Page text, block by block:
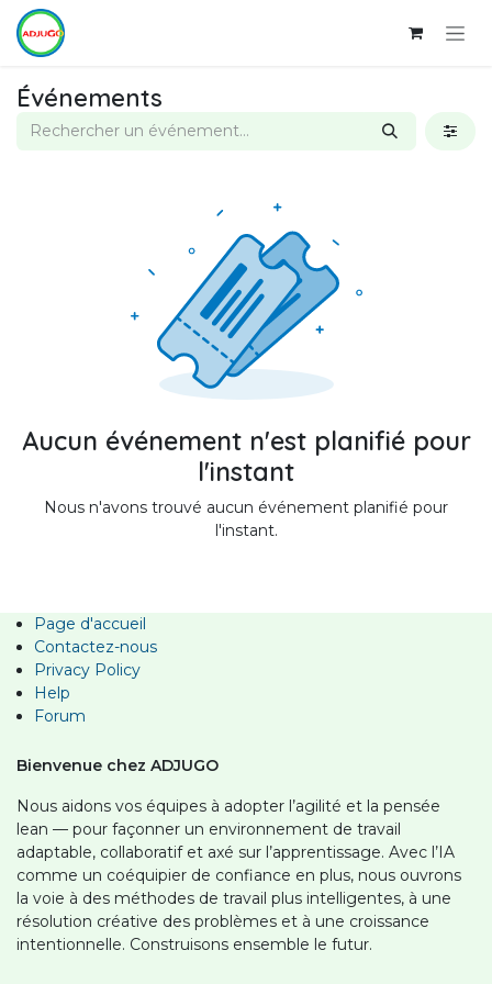
Se rendre au contenu
Événements
Aucun événement n'est planifié pour
l'instant
Nous n'avons trouvé aucun événement planifié pour
l'instant.
Page d'accueil
Contactez-nous
Privacy Policy
Help
Forum
Bienvenue chez ADJUGO
Nous aidons vos équipes à adopter l’agilité et la pensée
lean — pour façonner un environnement de travail
adaptable, collaboratif et axé sur l’apprentissage. Avec l’IA
comme un coéquipier de confiance en plus, nous ouvrons
la voie à des méthodes de travail plus intelligentes, à une
résolution créative des problèmes et à une croissance
intentionnelle. Construisons ensemble le futur.